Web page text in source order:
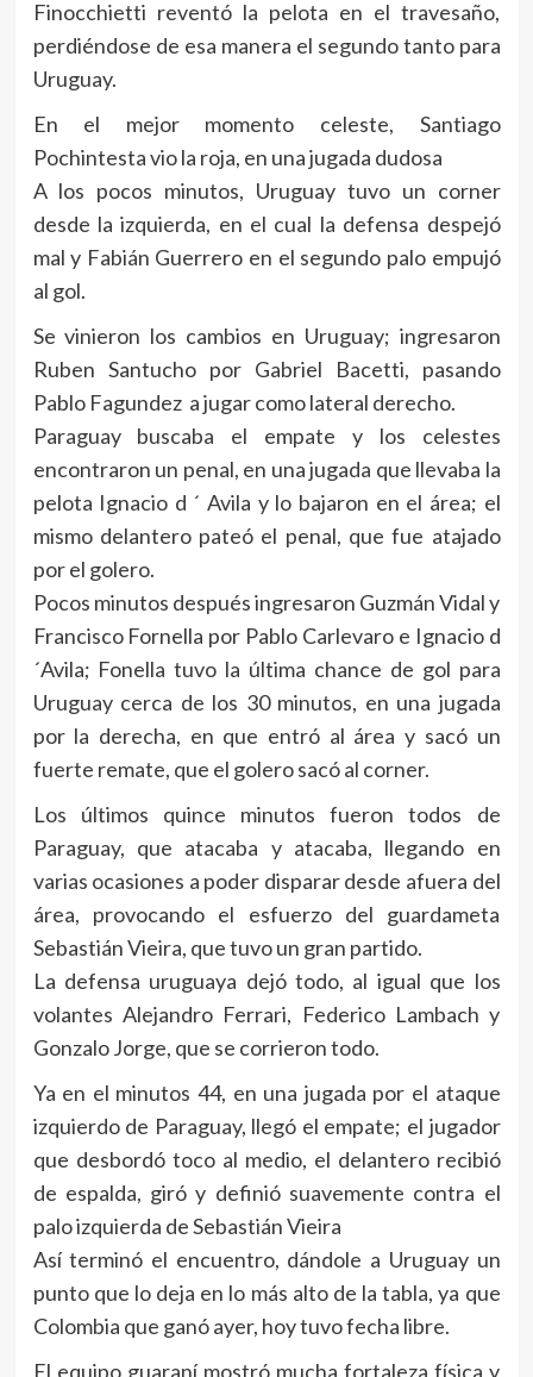
Finocchietti reventó la pelota en el travesaño,
perdiéndose de esa manera el segundo tanto para
Uruguay.
En el mejor momento celeste, Santiago
Pochintesta vio la roja, en una jugada dudosa
A los pocos minutos, Uruguay tuvo un corner
desde la izquierda, en el cual la defensa despejó
mal y Fabián Guerrero en el segundo palo empujó
al gol.
Se vinieron los cambios en Uruguay; ingresaron
Ruben Santucho por Gabriel Bacetti, pasando
Pablo Fagundez a jugar como lateral derecho.
Paraguay buscaba el empate y los celestes
encontraron un penal, en una jugada que llevaba la
pelota Ignacio d ´ Avila y lo bajaron en el área; el
mismo delantero pateó el penal, que fue atajado
por el golero.
Pocos minutos después ingresaron Guzmán Vidal y
Francisco Fornella por Pablo Carlevaro e Ignacio d
´Avila; Fonella tuvo la última chance de gol para
Uruguay cerca de los 30 minutos, en una jugada
por la derecha, en que entró al área y sacó un
fuerte remate, que el golero sacó al corner.
Los últimos quince minutos fueron todos de
Paraguay, que atacaba y atacaba, llegando en
varias ocasiones a poder disparar desde afuera del
área, provocando el esfuerzo del guardameta
Sebastián Vieira, que tuvo un gran partido.
La defensa uruguaya dejó todo, al igual que los
volantes Alejandro Ferrari, Federico Lambach y
Gonzalo Jorge, que se corrieron todo.
Ya en el minutos 44, en una jugada por el ataque
izquierdo de Paraguay, llegó el empate; el jugador
que desbordó toco al medio, el delantero recibió
de espalda, giró y definió suavemente contra el
palo izquierda de Sebastián Vieira
Así terminó el encuentro, dándole a Uruguay un
punto que lo deja en lo más alto de la tabla, ya que
Colombia que ganó ayer, hoy tuvo fecha libre.
El equipo guaraní mostró mucha fortaleza física y